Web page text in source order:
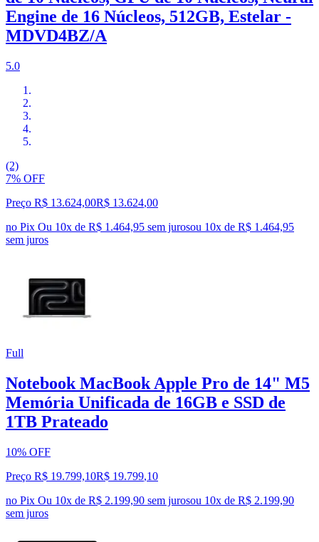
Engine de 16 Núcleos, 512GB, Estelar -
MDVD4BZ/A
5.0
(2)
7% OFF
Preço R$ 13.624,00R$ 13.624,00
no Pix Ou 10x de R$ 1.464,95 sem jurosou 10x de R$ 1.464,95
sem juros
Full
Notebook MacBook Apple Pro de 14" M5
Memória Unificada de 16GB e SSD de
1TB Prateado
10% OFF
Preço R$ 19.799,10R$ 19.799,10
no Pix Ou 10x de R$ 2.199,90 sem jurosou 10x de R$ 2.199,90
sem juros